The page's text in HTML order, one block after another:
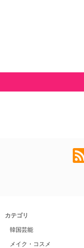
カテゴリ
韓国芸能
メイク・コスメ